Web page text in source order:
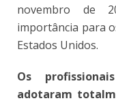
novembro de
importância para
Estados Unidos.
Os
adotaram